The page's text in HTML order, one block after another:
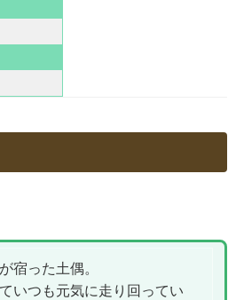
宿った土偶。
いつも元気に走り回ってい